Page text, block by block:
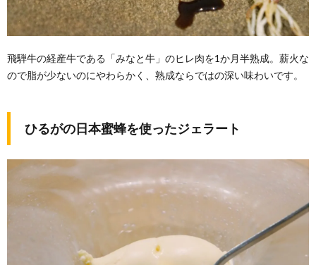
飛騨牛の経産牛である「みなと牛」のヒレ肉を1か月半熟成。薪火な
ので脂が少ないのにやわらかく、熟成ならではの深い味わいです。
ひるがの日本蜜蜂を使ったジェラート